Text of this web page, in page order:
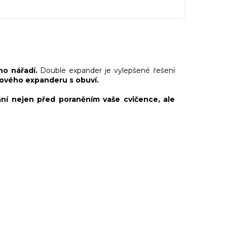
nářadí.Double expander je vylepšené řešení
expanderu s obuví.
nejen před poraněním vaše cvičence, ale